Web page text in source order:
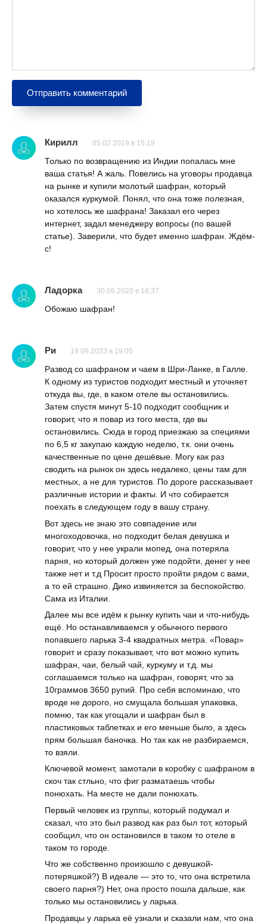
Кирилл 05.02.2019 в 15:19
Только по возвращению из Индии попалась мне
ваша статья! А жаль. Повелись на уговоры продавца
на рынке и купили молотый шафран, который
оказался куркумой. Понял, что она тоже полезная,
но хотелось же шафрана! Заказал его через
интернет, задал менеджеру вопросы (по вашей
статье). Заверили, что будет именно шафран. Ждём-
с!
Ладорка 30.06.2020 в 16:37
Обожаю шафран!
Ри 19.09.2023 в 19:05
Развод со шафраном и чаем в Шри-Ланке, в Галле.
К одному из туристов подходит местный и уточняет
откуда вы, где, в каком отеле вы остановились.
Затем спустя минут 5-10 подходит сообщник и
говорит, что я повар из того места, где вы
остановились. Сюда в город приезжаю за специями
по 6,5 кг закупаю каждую неделю, т.к. они очень
качественные по цене дешёвые. Могу как раз
сводить на рынок он здесь недалеко, цены там для
местных, а не для туристов. По дороге рассказывает
различные истории и факты. И что собирается
поехать в следующем году в вашу страну.
Вот здесь не знаю это совпадение или
многоходовочка, но подходит белая девушка и
говорит, что у нее украли мопед, она потеряла
парня, но который должен уже подойти, денег у нее
также нет и т.д Просит просто пройти рядом с вами,
а то ей страшно. Дико извиняется за беспокойство.
Сама из Италии.
Далее мы все идём к рынку купить чаи и что-нибудь
ещё. Но останавливаемся у обычного первого
попавшего ларька 3-4 квадратных метра. «Повар»
говорит и сразу показывает, что вот можно купить
шафран, чаи, белый чай, куркуму и т.д. мы
соглашаемся только на шафран, говорят, что за
10граммов 3650 рупий. Про себя вспоминаю, что
вроде не дорого, но смущала большая упаковка,
помню, так как угощали и шафран был в
пластиковых таблетках и его меньше было, а здесь
прям большая баночка. Но так как не разбираемся,
то взяли.
Ключевой момент, замотали в коробку с шафраном в
скоч так стльно, что фиг разматаешь чтобы
понюхать. На месте не дали понюхать.
Первый человек из группы, который подумал и
сказал, что это был развод как раз был тот, который
сообщил, что он остановился в таком то отеле в
таком то городе.
Что же собственно произошло с девушкой-
потеряшкой?) В идеале — это то, что она встретила
своего парня?) Нет, она просто пошла дальше, как
только мы остановились у ларька.
Продавцы у ларька её узнали и сказали нам, что она